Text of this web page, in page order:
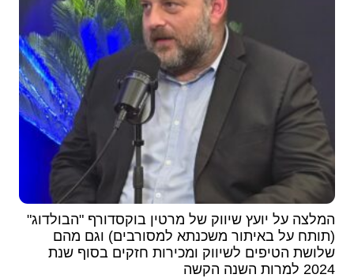
המלצה על יועץ שיווק של מרטין בוקסדורף "הבולדוג"
(תותח על באיתור משכנתא למסורבים) וגם מהם
שלושת הטיפים לשיווק ומכירות ​חזקים בסוף שנת
2024 למרות השנה הקשה